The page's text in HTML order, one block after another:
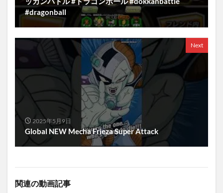
#dragonball
Next
2025年5月9日
Global NEW Mecha Frieza Super Attack
関連の動画記事